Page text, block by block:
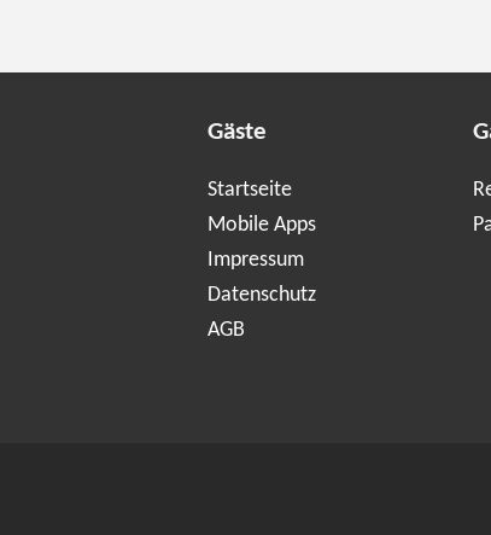
Gäste
Startseite
Mobile Apps
Impressum
Datenschutz
AGB